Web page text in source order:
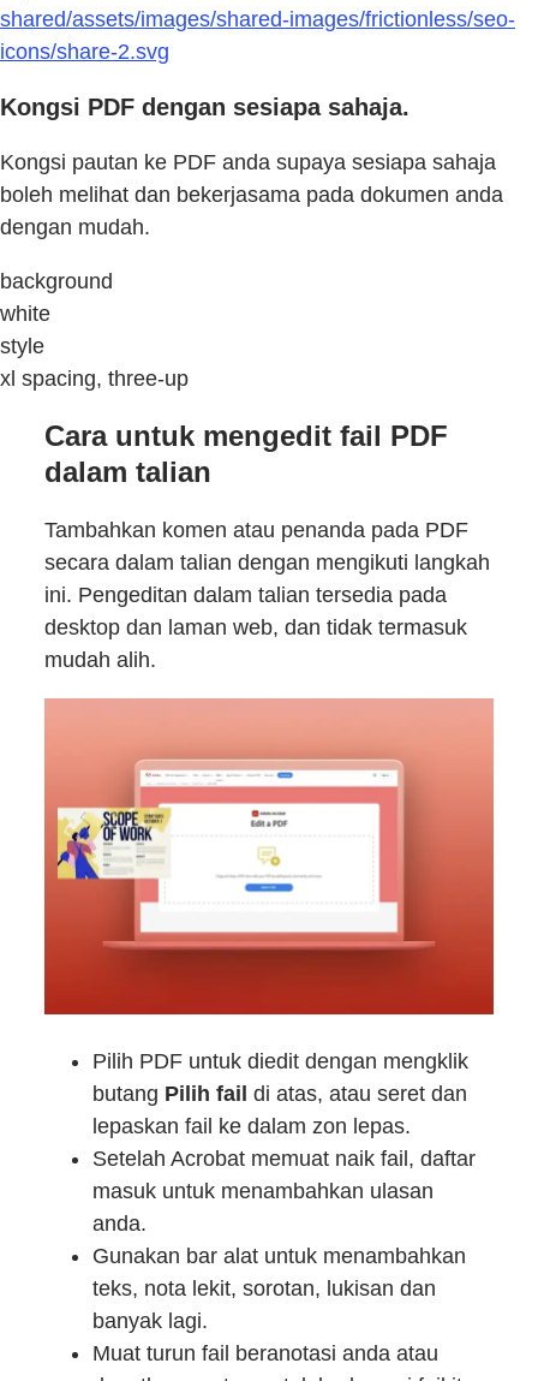
shared/assets/images/shared-images/frictionless/seo-
icons/share-2.svg
Kongsi PDF dengan sesiapa sahaja.
Kongsi pautan ke PDF anda supaya sesiapa sahaja
boleh melihat dan bekerjasama pada dokumen anda
dengan mudah.
background
white
style
xl spacing, three-up
Cara untuk mengedit fail PDF
dalam talian
Tambahkan komen atau penanda pada PDF
secara dalam talian dengan mengikuti langkah
ini. Pengeditan dalam talian tersedia pada
desktop dan laman web, dan tidak termasuk
mudah alih.
Pilih PDF untuk diedit dengan mengklik
butang Pilih fail di atas, atau seret dan
lepaskan fail ke dalam zon lepas.
Setelah Acrobat memuat naik fail, daftar
masuk untuk menambahkan ulasan
anda.
Gunakan bar alat untuk menambahkan
teks, nota lekit, sorotan, lukisan dan
banyak lagi.
Muat turun fail beranotasi anda atau